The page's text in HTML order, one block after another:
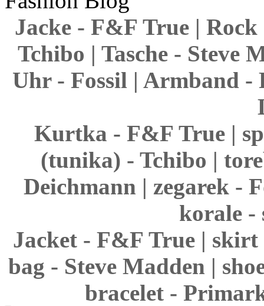
Jacke - F&F True |
Tchibo | Tasche - Steve
Uhr - Fossil | Armband
Kurtka - F&F True |
(tunika) - Tchibo |
Deichmann | zegarek -
korale -
Jacket - F&F True | skirt
bag - Steve Madden |
bracelet -